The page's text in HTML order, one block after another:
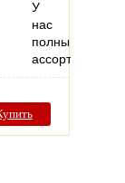
У
нас
полный
ассортимент…